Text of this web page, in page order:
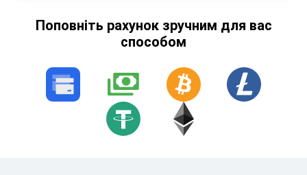
Поповніть рахунок зручним для вас
способом